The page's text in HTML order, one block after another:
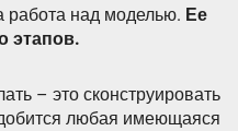
работа над моделью. Ее
этапов.
– это сконструировать
любая имеющаяся